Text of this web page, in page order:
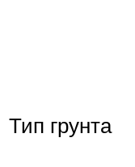
Тип грунта